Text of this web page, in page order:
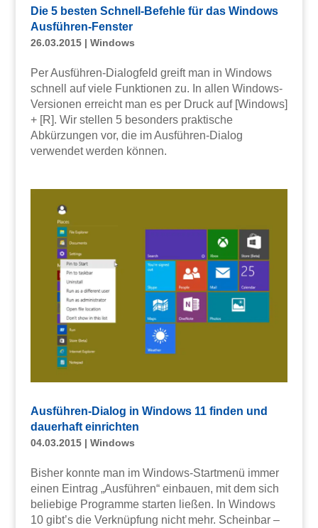
Die 5 besten Schnell-Befehle für das Windows
Ausführen-Fenster
26.03.2015| Windows
Per Ausführen-Dialogfeld greift man in Windows
schnell auf viele Funktionen zu. In allen Windows-
Versionen erreicht man es per Druck auf [Windows]
+ [R]. Wir stellen 5 besonders praktische
Abkürzungen vor, die im Ausführen-Dialog
verwendet werden können.
Ausführen-Dialog in Windows 11 finden und
dauerhaft einrichten
04.03.2015| Windows
Bisher konnte man im Windows-Startmenü immer
einen Eintrag „Ausführen“ einbauen, mit dem sich
beliebige Programme starten ließen. In Windows
10 gibt’s die Verknüpfung nicht mehr. Scheinbar –